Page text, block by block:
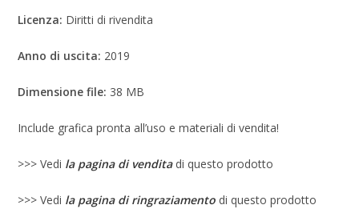
Licenza: Diritti di rivendita
Anno di uscita: 2019
Dimensione file: 38 MB
Include grafica pronta all’uso e materiali di vendita!
>>> Vedi la pagina di venditadi questo prodotto
>>> Vedi la pagina di ringraziamento di questo prodotto